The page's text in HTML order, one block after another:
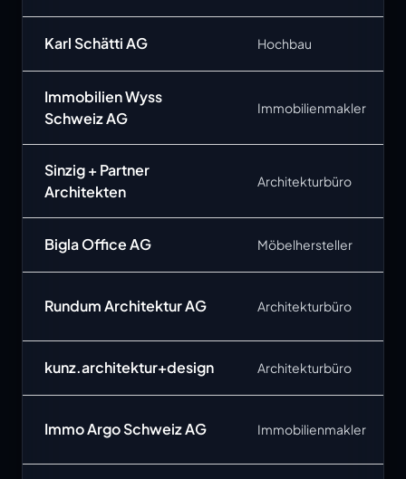
Karl Schätti AG Hochbau
Immobilien Wyss
Schweiz AG
Immobilienmakler
Sinzig + Partner
Architekten
Architekturbüro
Bigla Office AG Möbelhersteller
Rundum Architektur AG Architekturbüro
kunz.architektur+design Architekturbüro
Immo Argo Schweiz AG Immobilienmakler